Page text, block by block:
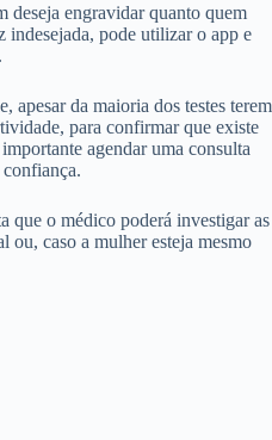
deseja engravidar quanto quem
indesejada, pode utilizar o app e
apesar da maioria dos testes terem
para confirmar que existe
agendar uma consulta
que o médico poderá investigar as
ou, caso a mulher esteja mesmo